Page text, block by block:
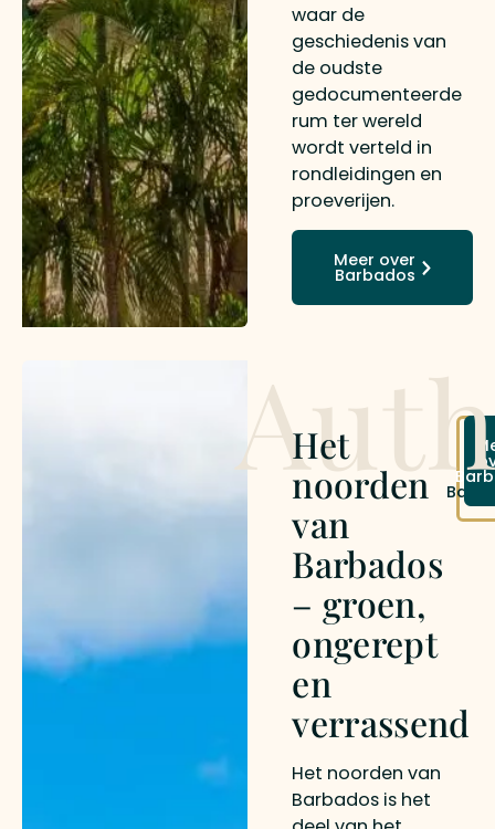
waar de
geschiedenis van
de oudste
gedocumenteerde
rum ter wereld
wordt verteld in
rondleidingen en
proeverijen.
Meer over
Barbados
Het
noorden
van
Barbados
– groen,
ongerept
en
verrassend
Het noorden van
Barbados is het